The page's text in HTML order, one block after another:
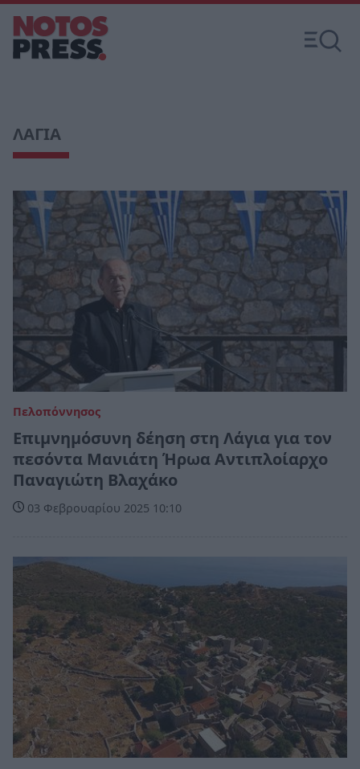
ΛΑΓΙΑ
Πελοπόννησος
Επιμνημόσυνη δέηση στη Λάγια για τον
πεσόντα Μανιάτη Ήρωα Αντιπλοίαρχο
Παναγιώτη Βλαχάκο
03 Φεβρουαρίου 2025 10:10